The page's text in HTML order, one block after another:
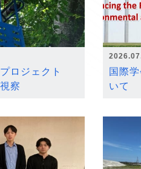
ロジェクト
察
国際
いて